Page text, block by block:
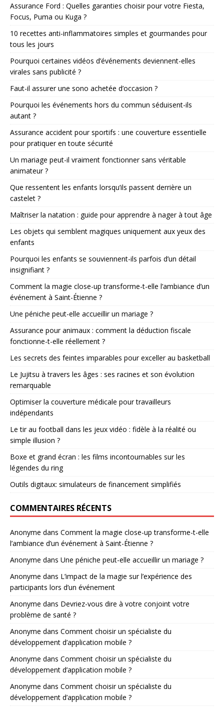
Assurance Ford : Quelles garanties choisir pour votre Fiesta,
Focus, Puma ou Kuga ?
10 recettes anti-inflammatoires simples et gourmandes pour
tous les jours
Pourquoi certaines vidéos d’événements deviennent-elles
virales sans publicité ?
Faut-il assurer une sono achetée d’occasion ?
Pourquoi les événements hors du commun séduisent-ils
autant ?
Assurance accident pour sportifs : une couverture essentielle
pour pratiquer en toute sécurité
Un mariage peut-il vraiment fonctionner sans véritable
animateur ?
Que ressentent les enfants lorsqu’ils passent derrière un
castelet ?
Maîtriser la natation : guide pour apprendre à nager à tout âge
Les objets qui semblent magiques uniquement aux yeux des
enfants
Pourquoi les enfants se souviennent-ils parfois d’un détail
insignifiant ?
Comment la magie close-up transforme-t-elle l’ambiance d’un
événement à Saint-Étienne ?
Une péniche peut-elle accueillir un mariage ?
Assurance pour animaux : comment la déduction fiscale
fonctionne-t-elle réellement ?
Les secrets des feintes imparables pour exceller au basketball
Le Jujitsu à travers les âges : ses racines et son évolution
remarquable
Optimiser la couverture médicale pour travailleurs
indépendants
Le tir au football dans les jeux vidéo : fidèle à la réalité ou
simple illusion ?
Boxe et grand écran : les films incontournables sur les
légendes du ring
Outils digitaux: simulateurs de financement simplifiés
COMMENTAIRES RÉCENTS
Anonyme dans Comment la magie close-up transforme-t-elle
l’ambiance d’un événement à Saint-Étienne ?
Anonyme dans Une péniche peut-elle accueillir un mariage ?
Anonyme dans L’impact de la magie sur l’expérience des
participants lors d’un événement
Anonyme dans Devriez-vous dire à votre conjoint votre
problème de santé ?
Anonyme dans Comment choisir un spécialiste du
développement d’application mobile ?
Anonyme dans Comment choisir un spécialiste du
développement d’application mobile ?
Anonyme dans Comment choisir un spécialiste du
développement d’application mobile ?